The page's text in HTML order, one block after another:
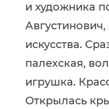
и художника
искусства.
палехская,
игрушка.
Открылась